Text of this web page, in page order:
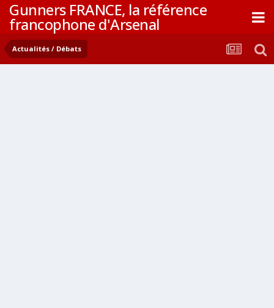
Gunners FRANCE, la référence
francophone d'Arsenal
Actualités / Débats